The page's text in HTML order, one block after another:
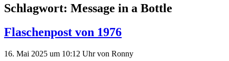
Schlagwort: Message in a Bottle
Flaschenpost von 1976
16. Mai 2025 um 10:12 Uhrvon Ronny